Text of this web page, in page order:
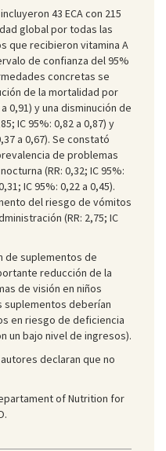
43 ECA con 215
global por todas las
que recibieron vitamina A
de confianza del 95%
concretas se
de la mortalidad por
0,91) y una disminución de
IC 95%: 0,82 a 0,87) y
a 0,67). Se constató
de problemas
(RR: 0,32; IC 95%:
IC 95%: 0,22 a 0,45).
del riesgo de vómitos
(RR: 2,75; IC
de suplementos de
reducción de la
de visión en niños
suplementos deberían
en riesgo de deficiencia
un bajo nivel de ingresos).
declaran que no
of Nutrition for